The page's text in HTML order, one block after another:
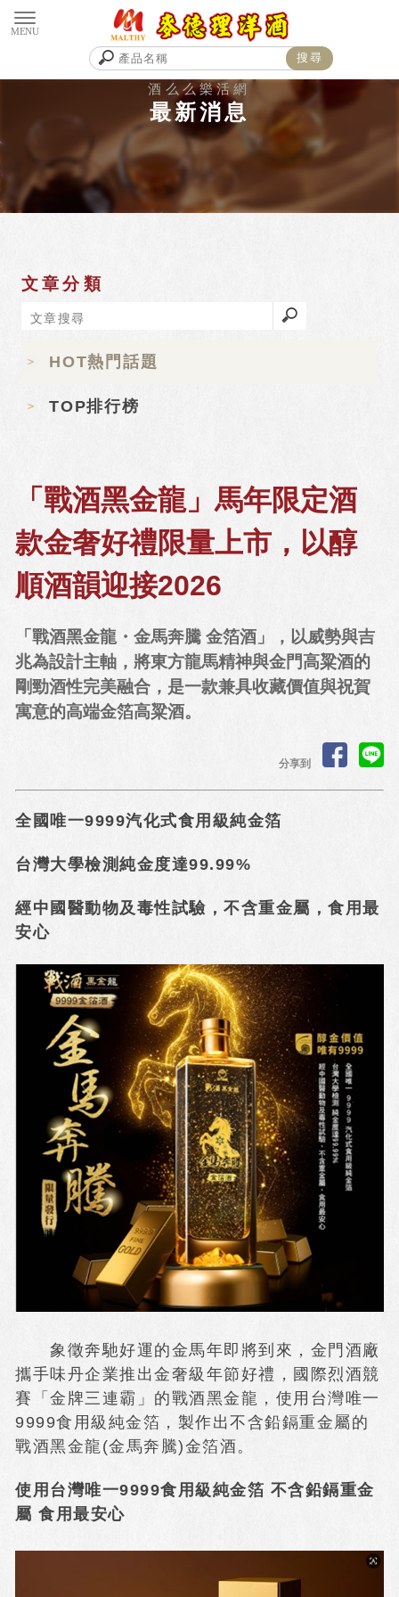
最新消息
文章分類
HOT熱門話題
TOP排行榜
「戰酒黑金龍」馬年限定酒
款金奢好禮限量上市，以醇
順酒韻迎接2026
「戰酒黑金龍・金馬奔騰 金箔酒」，以威勢與吉
兆為設計主軸，將東方龍馬精神與金門高粱酒的
剛勁酒性完美融合，是一款兼具收藏價值與祝賀
寓意的高端金箔高粱酒。
分享到
全國唯一9999汽化式食用級純金箔
台灣大學檢測純金度達99.99%
經中國醫動物及毒性試驗，不含重金屬，食用最
安心
象徵奔馳好運的金馬年即將到來，金門酒廠
攜手味丹企業推出金奢級年節好禮，國際烈酒競
賽「金牌三連霸」的戰酒黑金龍，使用台灣唯一
9999食用級純金箔，製作出不含鉛鎘重金屬的
戰酒黑金龍(金馬奔騰)金箔酒。
使用台灣唯一9999食用級純金箔 不含鉛鎘重金
屬 食用最安心